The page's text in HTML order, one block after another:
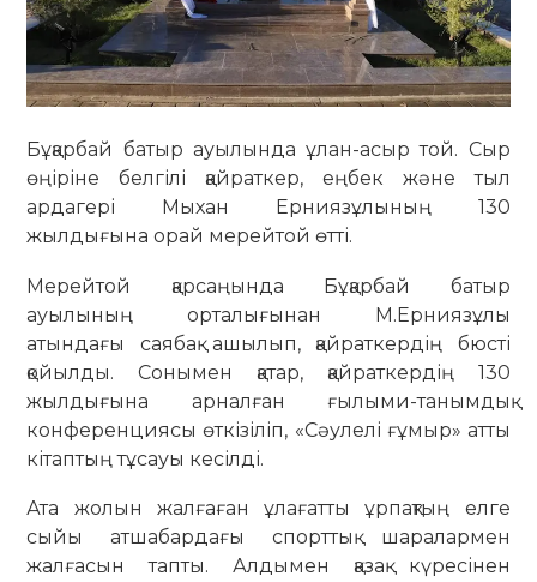
Бұқарбай батыр ауылында ұлан-асыр той. Сыр
өңіріне белгілі қайраткер, еңбек және тыл
ардагері Мыхан Ерниязұлының 130
жылдығына орай мерейтой өтті.
Мерейтой қарсаңында Бұқарбай батыр
ауылының орталығынан М.Ерниязұлы
атындағы саябақ ашылып, қайраткердің бюсті
қойылды. Сонымен қатар, қайраткердің 130
жылдығына арналған ғылыми-танымдық
конференциясы өткізіліп, «Сәулелі ғұмыр» атты
кітаптың тұсауы кесілді.
Ата жолын жалғаған ұлағатты ұрпақтың елге
сыйы атшабардағы спорттық шаралармен
жалғасын тапты. Алдымен қазақ күресінен